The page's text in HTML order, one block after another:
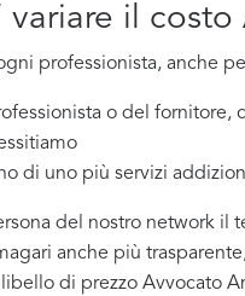
variare il
professionista, anche
o del fornitore,
di uno più servizi
del nostro network il
anche più
di prezzo Avvocato